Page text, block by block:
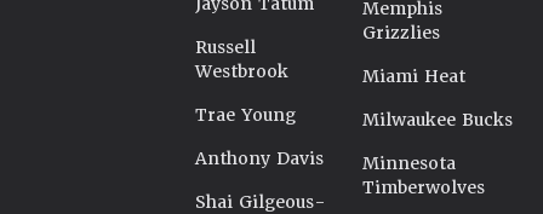
Russell
Westbrook
Trae Young
Anthony Davis
Shai Gilgeous-
Memphis
Grizzlies
Miami Heat
Milwaukee Bucks
Minnesota
Timberwolves